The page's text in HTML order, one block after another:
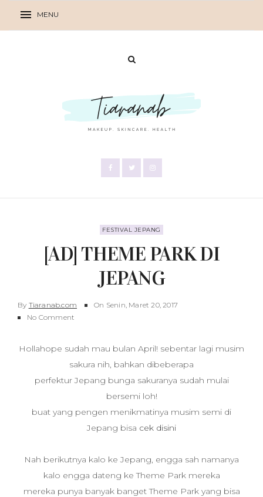
FESTIVAL JEPANG
[AD] THEME PARK DI
JEPANG
By Tiaranab.com On Senin, Maret 20, 2017
No Comment
Hollahope sudah mau bulan April! sebentar lagi musim
sakura nih, bahkan dibeberapa
perfektur Jepang bunga sakuranya sudah mulai
bersemi loh!
buat yang pengen menikmatinya musim semi di
Jepang bisa cek disini
Nah berikutnya kalo ke Jepang, engga sah namanya
kalo engga dateng ke Theme Park mereka
mereka punya banyak banget Theme Park yang bisa